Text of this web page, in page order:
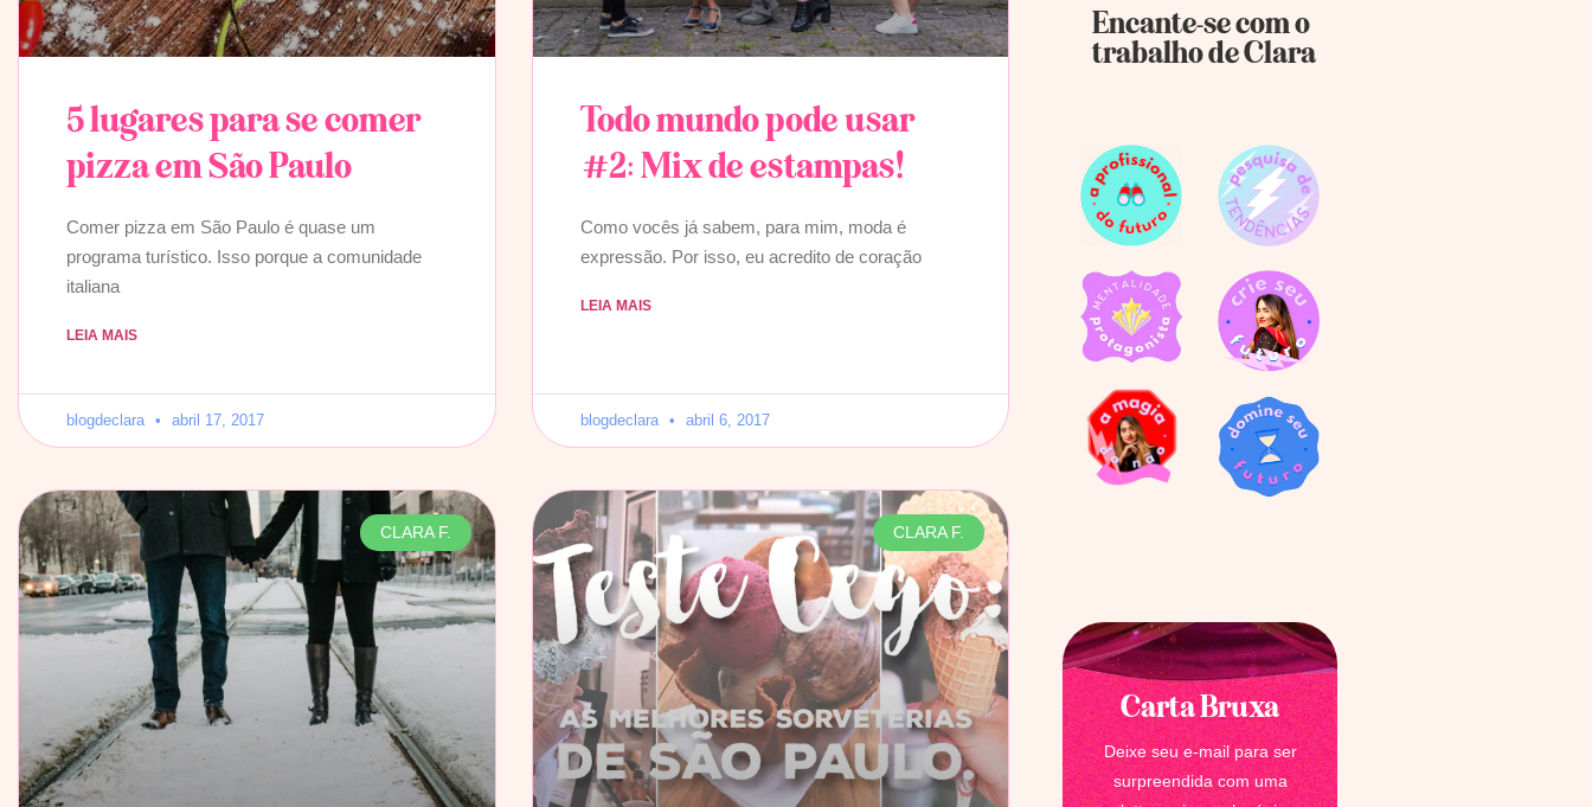
5 lugares para se comer
pizza em São Paulo
Comer pizza em São Paulo é quase um
programa turístico. Isso porque a comunidade
italiana
LEIA MAIS
blogdeclara abril 17, 2017
Todo mundo pode usar
#2: Mix de estampas!
Como vocês já sabem, para mim, moda é
expressão. Por isso, eu acredito de coração
LEIA MAIS
blogdeclara abril 6, 2017
CLARA F. CLARA F.
Encante-se com o
trabalho de Clara
Carta Bruxa
Deixe seu e-mail para ser
surpreendida com uma